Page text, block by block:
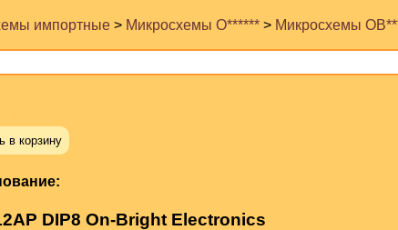
импортные > Микросхемы O****** > Микросхемы
в корзину
DIP8 On-Bright Electronics